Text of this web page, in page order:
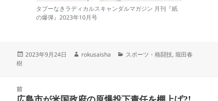
タブーなきラディカルスキャンダルマガジン 月刊『紙
の爆弾』2023年10月号
投
2023年9月24日
作
rokusaisha
カ
スポーツ・格闘技,堀田春
樹
前